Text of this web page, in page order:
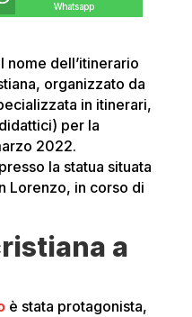
Whatsapp
nome dell’itinerario
organizzato da
in itinerari,
per la
2022.
la statua situata
Lorenzo, in corso di
a
è stata protagonista,